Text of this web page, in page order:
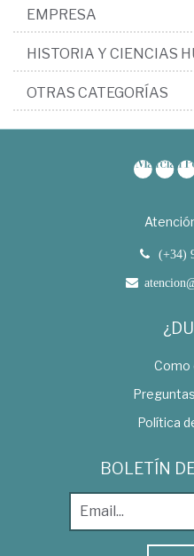
EMPRESA
HISTORIA Y CIENCIAS
OTRAS CATEGORÍAS
(+34)
Como
Política
BOLETÍN